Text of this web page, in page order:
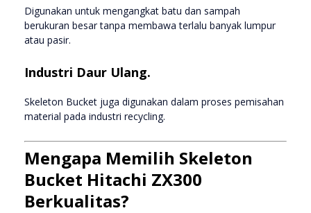
Digunakan untuk mengangkat batu dan sampah
berukuran besar tanpa membawa terlalu banyak lumpur
atau pasir.
Industri Daur Ulang.
Skeleton Bucket juga digunakan dalam proses pemisahan
material pada industri recycling.
Mengapa Memilih Skeleton
Bucket Hitachi ZX300
Berkualitas?